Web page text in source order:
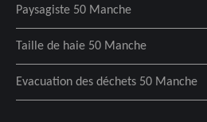
Paysagiste 50 Manche
Taille de haie 50 Manche
Evacuation des déchets 50 Manche